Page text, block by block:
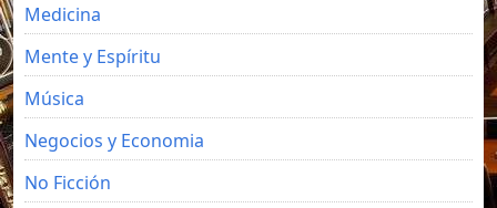
Medicina
Mente y Espíritu
Música
Negocios y Economia
No Ficción